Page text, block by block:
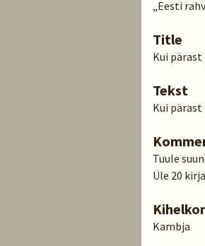
„Eesti
Title
Kui
Tekst
Kui
Tuule
Üle 20
Kambja